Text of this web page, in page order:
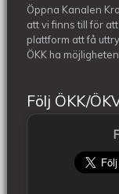
Öppna Kanalen
att vi finns till för
plattform att få
ÖKK ha
Följ ÖKK/